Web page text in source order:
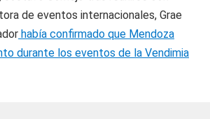
de eventos internacionales, Grae
había confirmado que Mendoza
durante los eventos de la Vendimia